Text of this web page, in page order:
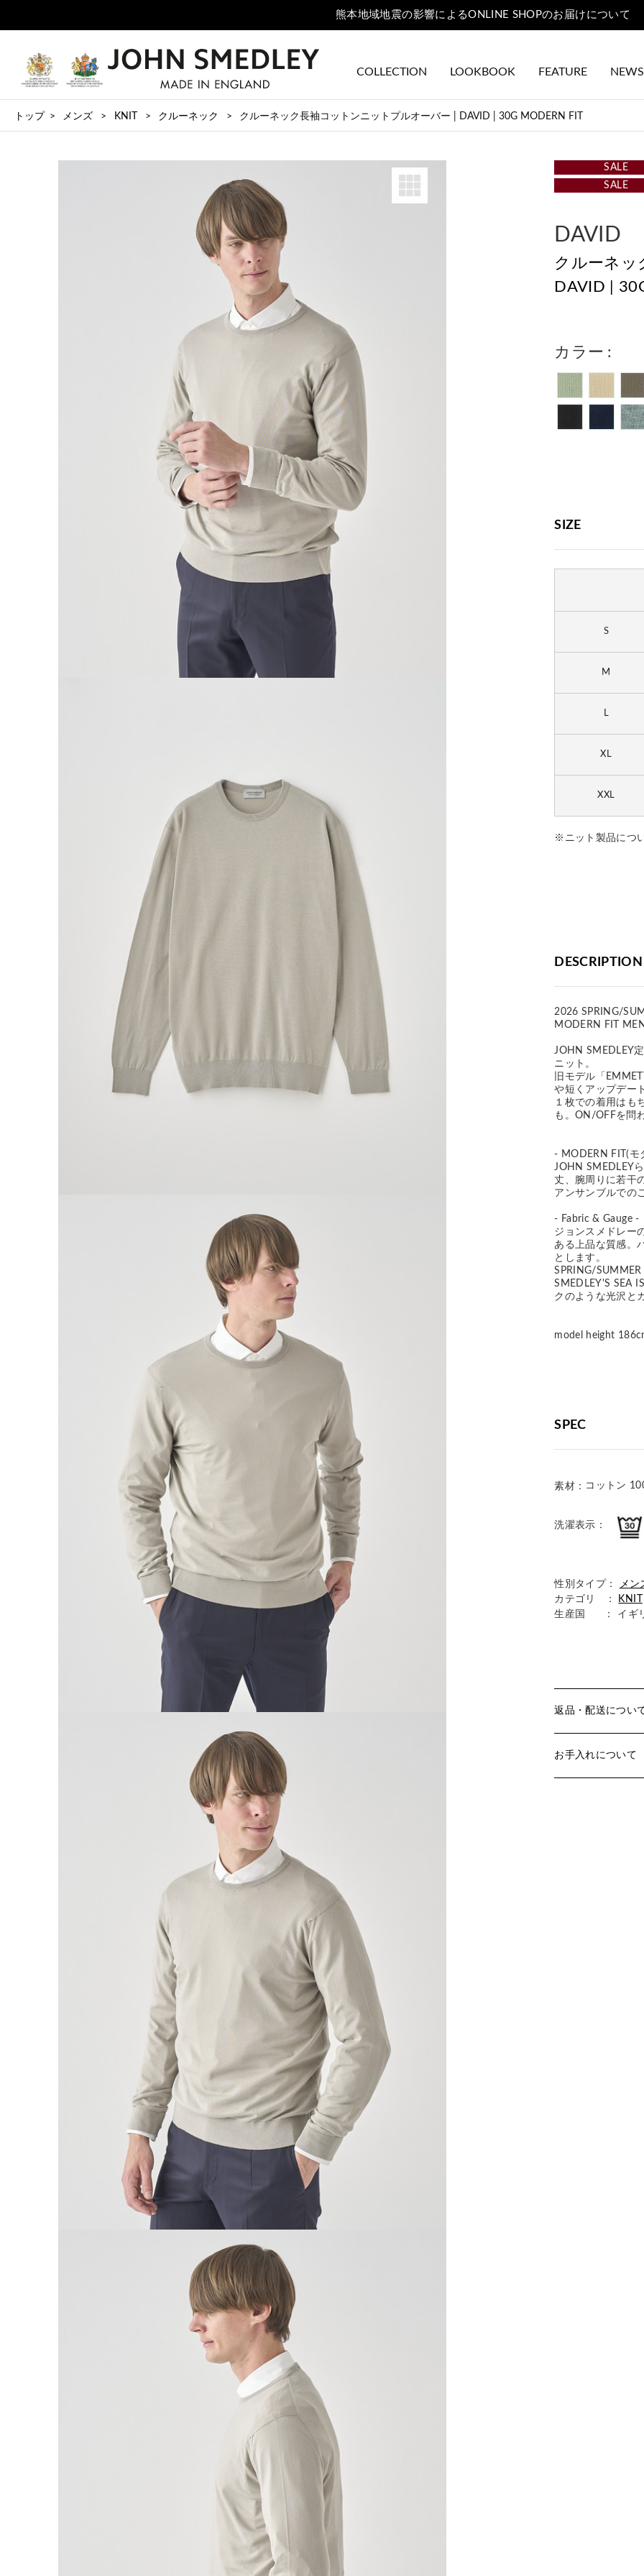
熊本地域地震の影響によるONLINE SHOPのお届けについて
COLLECTION LOOKBOOK FEATURE NEWS
トップ メンズ KNIT クルーネック クルーネック長袖コットンニットプルオーバー | DAVID | 30G MODERN FIT
SALE
SALE
DAVID
クルーネッ
DAVID |
カラー
SIZE
S
M
L
XL
XXL
※ニット製品につ
DESCRIPTION
2026 SPRING/
MODERN FIT
JOHN SMEDLEY
ニット。
旧モデル「
や短くアップデー
１枚での着用はも
も。ON/OFFを問
- MODERN FIT(モ
JOHN SMEDLEY
丈、腕周りに若干
アンサンブルでの
- Fabric & Gauge -
ジョンスメドレー
ある上品な質感。
とします。
SPRING/
SMEDLEY'S SEA
クのような光沢と
model height
SPEC
素材： コットン
洗濯表示：
性別タイプ：
メン
カテゴリ ：
KNIT
生産国
： イギ
返品・配送につい
お手入れについて